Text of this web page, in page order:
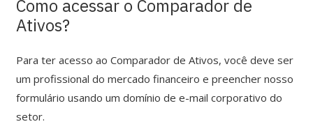
Como acessar o Comparador de
Ativos?
Para ter acesso ao Comparador de Ativos, você deve ser
um profissional do mercado financeiro e preencher nosso
formulário usando um domínio de e-mail corporativo do
setor.